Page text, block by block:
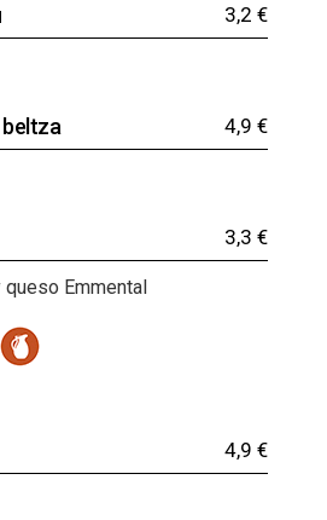
3,2 €
4,9 €
3,3 €
Emmental
4,9 €